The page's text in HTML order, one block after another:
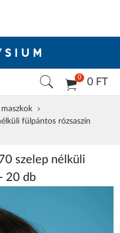
0 0 FT
fülpántos rózsaszín
szelep nélküli
20 db